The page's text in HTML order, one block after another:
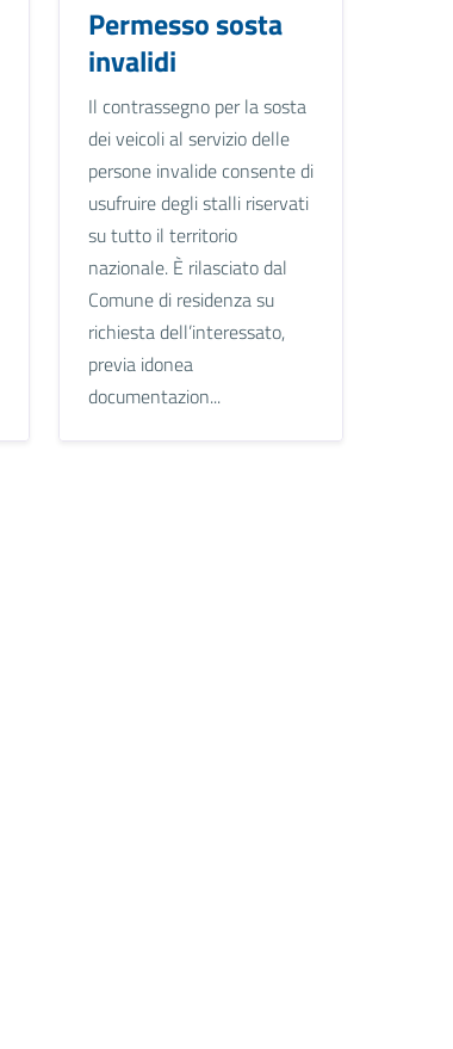
Permesso sosta
invalidi
Il contrassegno per la sosta
dei veicoli al servizio delle
persone invalide consente di
usufruire degli stalli riservati
su tutto il territorio
nazionale. È rilasciato dal
Comune di residenza su
richiesta dell’interessato,
previa idonea
documentazion...